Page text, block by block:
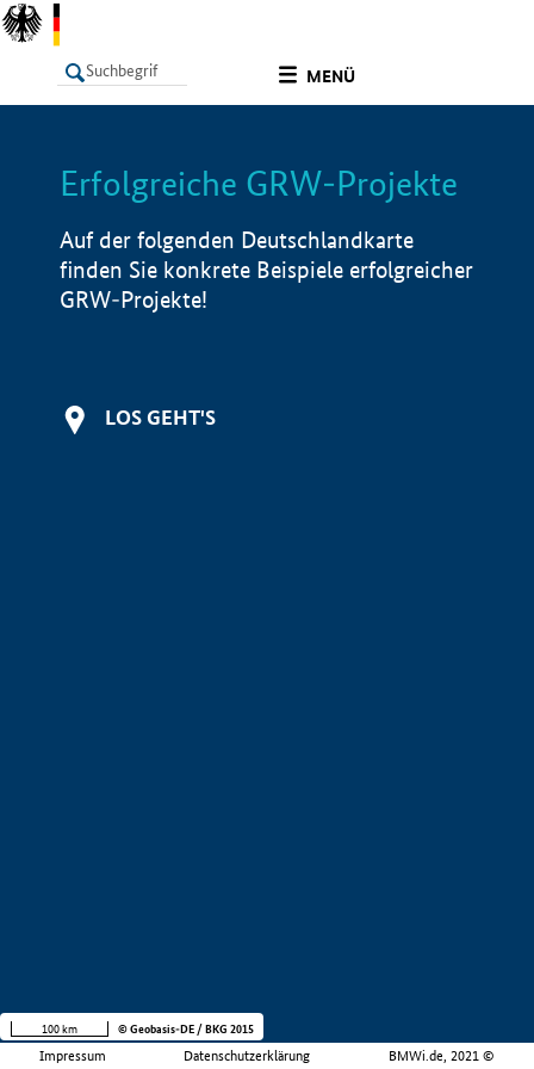
MENÜ
LISTE Info
Erfolgreiche GRW-Projekte
Auf der folgenden Deutschlandkarte
finden Sie konkrete Beispiele erfolgreicher
GRW-Projekte!
LOS GEHT'S
Impressum Datenschutzerklärung BMWi.de, 2021 ©
100 km © Geobasis-DE / BKG 2015